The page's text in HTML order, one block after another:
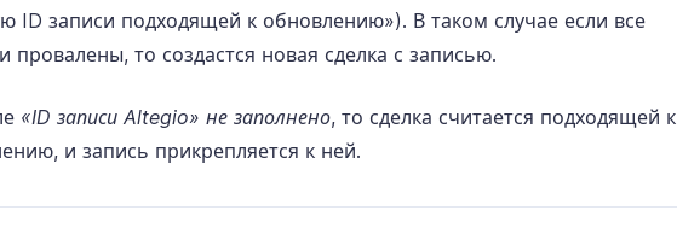
ID записи подходящей к обновлению»). В таком случае если все
провалены, то создастся новая сделка с записью.
«ID записи Altegio» не заполнено, то сделка считается подходящей к
и запись прикрепляется к ней.